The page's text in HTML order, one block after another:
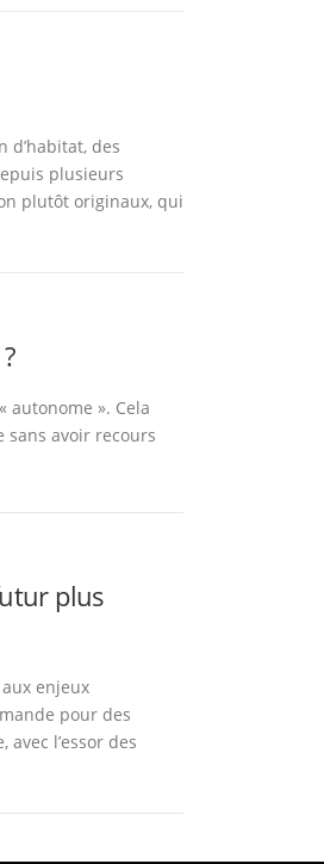
d’habitat, des
plusieurs
plutôt originaux, qui
autonome ». Cela
sans avoir recours
plus
enjeux
pour des
l’essor des